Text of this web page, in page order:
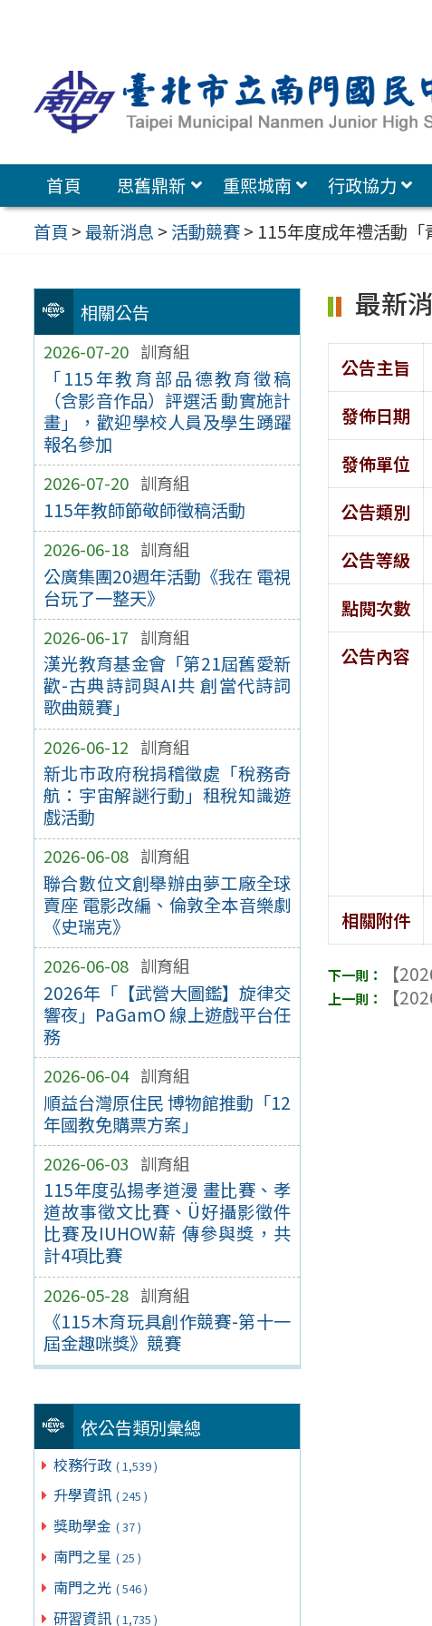
容
區
首頁 思舊鼎新 重熙城南 行政協力
首頁 >最新消息 > 活動競賽> 115年度成年禮活動「
相關公告
2026-07-20 訓育組
「115年教育部品德教育徵稿
（含影音作品）評選活 動實施計
畫」，歡迎學校人員及學生踴躍
報名參加
2026-07-20 訓育組
115年教師節敬師徵稿活動
2026-06-18 訓育組
公廣集團20週年活動《我在 電視
台玩了一整天》
2026-06-17 訓育組
漢光教育基金會「第21屆舊愛新
歡-古典詩詞與AI共 創當代詩詞
歌曲競賽」
2026-06-12 訓育組
新北市政府稅捐稽徵處「稅務奇
航：宇宙解謎行動」租稅知識遊
戲活動
2026-06-08 訓育組
聯合數位文創舉辦由夢工廠全球
賣座 電影改編、倫敦全本音樂劇
《史瑞克》
2026-06-08 訓育組
2026年「【武營大圖鑑】旋律交
響夜」PaGamO 線上遊戲平台任
務
2026-06-04 訓育組
順益台灣原住民 博物館推動「12
年國教免購票方案」
2026-06-03 訓育組
115年度弘揚孝道漫 畫比賽、孝
道故事徵文比賽、Ü好攝影徵件
比賽及IUHOW薪 傳參與獎，共
計4項比賽
2026-05-28 訓育組
《115木育玩具創作競賽-第十一
屆金趣咪獎》競賽
依公告類別彙總
校務行政 ( 1,539 )
升學資訊 ( 245 )
獎助學金 ( 37 )
南門之星 ( 25 )
南門之光 ( 546 )
研習資訊 ( 1,735 )
最新
公告主旨
發佈日期
發佈單位
公告類別
公告等級
點閱次數
公告內容
相關附件
【
【